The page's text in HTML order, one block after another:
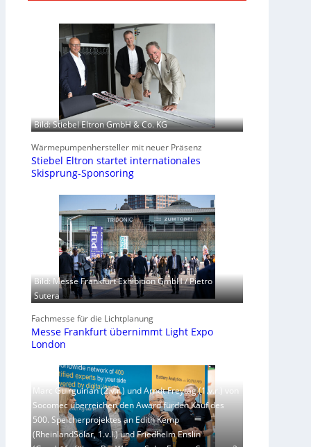
Bild: Stiebel Eltron GmbH & Co. KG
Wärmepumpenhersteller mit neuer Präsenz
Stiebel Eltron startet internationales
Skisprung-Sponsoring
Bild: Messe Frankfurt Exhibition GmbH / Pietro
Sutera
Fachmesse für die Lichtplanung
Messe Frankfurt übernimmt Light Expo
London
Marc Guirguirian (2.v.r.) und Arndt Freytag (1.v.r.) von
Socomec überreichen den Award fürden Kauf des
500. Speicherprojektes an Edith Kemp
(RheinlandSolar, 1.v.l.) und Friedhelm Enslin